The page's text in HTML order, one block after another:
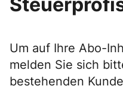
Um auf Ihre Abo-
melden Sie sich
bestehenden